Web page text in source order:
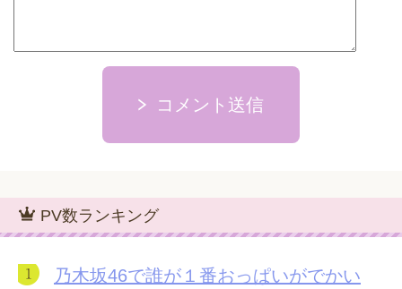
コメント送信
PV数ランキング
乃木坂46で誰が１番おっぱいがでかい